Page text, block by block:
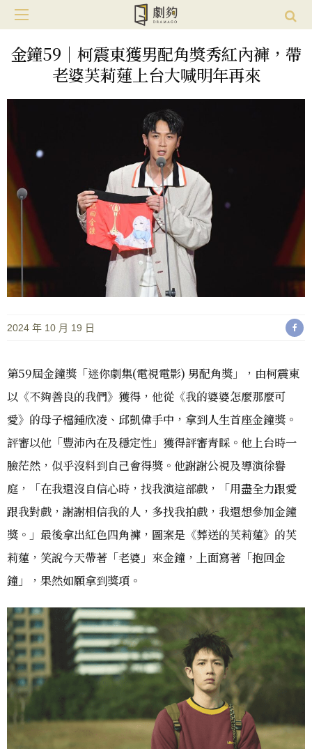
金鐘59｜柯震東獲男配角獎秀紅內褲，帶
老婆芙莉蓮上台大喊明年再來
2024 年 10 月 19 日
第59屆金鐘獎「迷你劇集(電視電影) 男配角獎」，由柯震東
以《不夠善良的我們》獲得，他從《我的婆婆怎麼那麼可
愛》的母子檔鍾欣凌、邱凱偉手中，拿到人生首座金鐘獎。
評審以他「豐沛內在及穩定性」獲得評審青睬。他上台時一
臉茫然，似乎沒料到自己會得獎。他謝謝公視及導演徐譽
庭，「在我還沒自信心時，找我演這部戲，「用盡全力跟愛
跟我對戲，謝謝相信我的人，多找我拍戲，我還想參加金鐘
獎。」最後拿出紅色四角褲，圖案是《葬送的芙莉蓮》的芙
莉蓮，笑說今天帶著「老婆」來金鐘，上面寫著「抱回金
鐘」，果然如願拿到獎項。